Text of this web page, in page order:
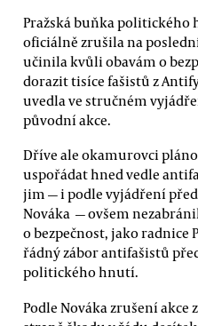
Pražská buňka politického
oficiálně zrušila na
učinila kvůli obavám o
dorazit tisíce fašistů z
uvedla ve stručném
původní akce.
Dříve ale okamurovci
uspořádat hned vedle
jim — i podle vyjádření
Nováka — ovšem
o bezpečnost, jako
řádný zábor antifašistů
politického hnutí.
Podle Nováka zrušení